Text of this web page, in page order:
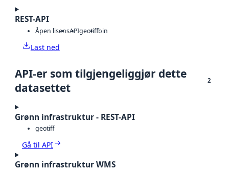
REST-API
Åpen lisensAPIgeotiffbin
Last ned
API-er som tilgjengeliggjør dette
datasettet
2
Grønn infrastruktur - REST-API
geotiff
Gå til API
Grønn infrastruktur WMS